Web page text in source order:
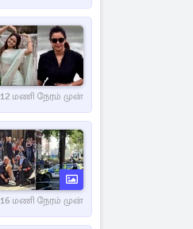
12 மணி நேரம் முன்
16 மணி நேரம் முன்